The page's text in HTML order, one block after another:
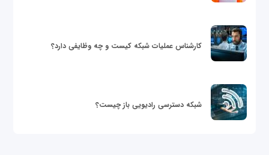
کارشناس عملیات شبکه کیست و چه وظایفی دارد؟
شبکه دسترسی رادیویی باز چیست؟